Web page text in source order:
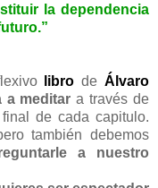
la dependencia
libro deÁlvaro
a meditara través de
de cada capitulo.
también debemos
a nuestro